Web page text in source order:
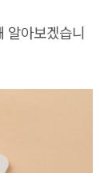
알아보겠습니